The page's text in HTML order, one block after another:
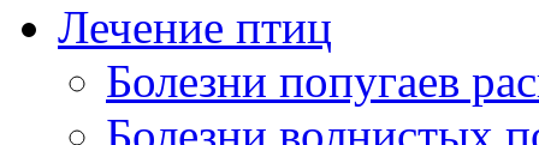
Лечение птиц
Болезни попугаев